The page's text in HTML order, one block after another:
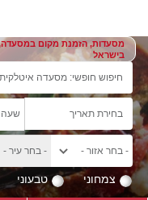
מסעדות, הזמנת מקום
בישראל
צמחוני טבעוני